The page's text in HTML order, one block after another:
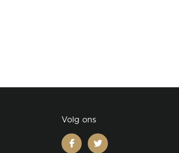
Volg ons
facebooktwitter